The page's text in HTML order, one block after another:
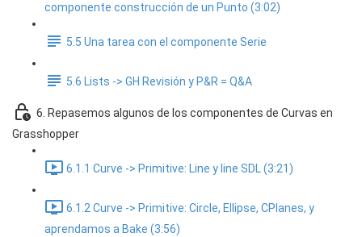
componente construcción de un Punto (3:02)
5.5 Una tarea con el componente Serie
5.6 Lists -> GH Revisión y P&R = Q&A
6. Repasemos algunos de los componentes de Curvas en
Grasshopper
6.1.1 Curve -> Primitive: Line y line SDL (3:21)
6.1.2 Curve -> Primitive: Circle, Ellipse, CPlanes, y
aprendamos a Bake (3:56)